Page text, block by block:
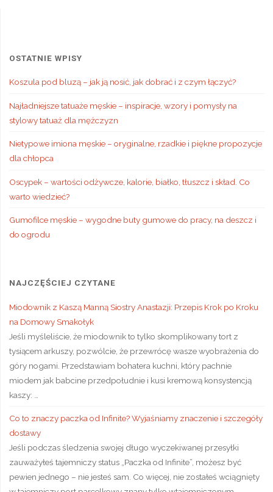
OSTATNIE WPISY
Koszula pod bluzą – jak ją nosić, jak dobrać i z czym łączyć?
Najładniejsze tatuaże męskie – inspiracje, wzory i pomysły na
stylowy tatuaż dla mężczyzn
Nietypowe imiona męskie – oryginalne, rzadkie i piękne propozycje
dla chłopca
Oscypek – wartości odżywcze, kalorie, białko, tłuszcz i skład. Co
warto wiedzieć?
Gumofilce męskie – wygodne buty gumowe do pracy, na deszcz i
do ogrodu
NAJCZĘŚCIEJ CZYTANE
Miodownik z Kaszą Manną Siostry Anastazji: Przepis Krok po Kroku
na Domowy Smakołyk
Jeśli myśleliście, że miodownik to tylko skomplikowany tort z
tysiącem arkuszy, pozwólcie, że przewrócę wasze wyobrażenia do
góry nogami. Przedstawiam bohatera kuchni, który pachnie
miodem jak babcine przedpołudnie i kusi kremową konsystencją
kaszy: …
Co to znaczy paczka od Infinite? Wyjaśniamy znaczenie i szczegóły
dostawy
Jeśli podczas śledzenia swojej długo wyczekiwanej przesyłki
zauważyłeś tajemniczy status „Paczka od Infinite”, możesz być
pewien jednego – nie jesteś sam. Co więcej, nie zostałeś wciągnięty